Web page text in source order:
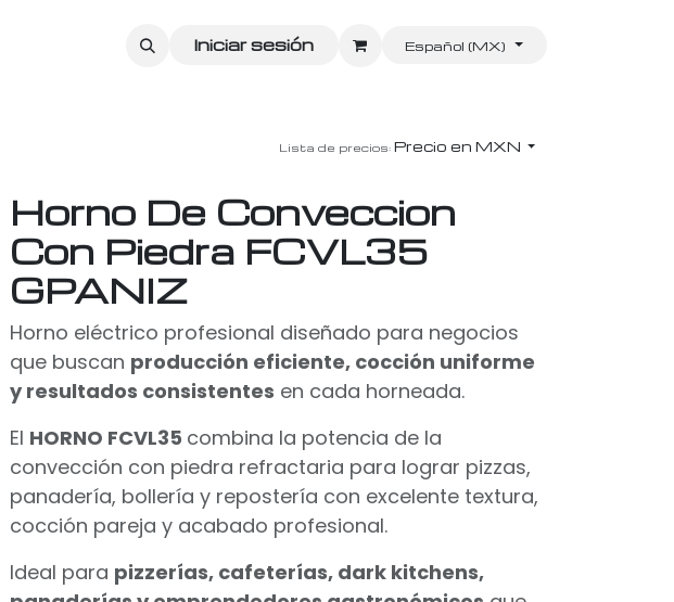
Iniciar sesión Español (MX)
Lista de precios: Precio en MXN
Horno De Conveccion
Con Piedra FCVL35
GPANIZ
Horno eléctrico profesional diseñado para negocios
que buscan producción eficiente, cocción uniforme
y resultados consistentes en cada horneada.
El HORNO FCVL35 combina la potencia de la
convección con piedra refractaria para lograr pizzas,
panadería, bollería y repostería con excelente textura,
cocción pareja y acabado profesional.
Ideal para pizzerías, cafeterías, dark kitchens,